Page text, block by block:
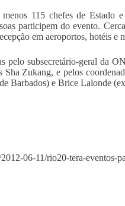
115 chefes de Estado
participem do evento.
em aeroportos, hotéis e
pelo subsecretário-geral da
Zukang, e pelos
Barbados) e Brice Lalonde
06-11/rio20-tera-eventos-